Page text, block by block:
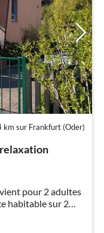
km sur Frankfurt (Oder)
habitable sur 2
exclusif avec